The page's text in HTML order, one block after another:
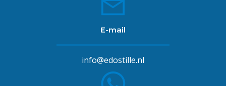
E-mail
info@edostille.nl